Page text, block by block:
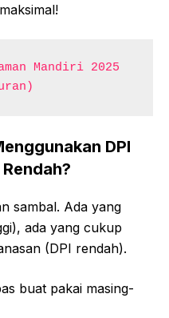
Mandiri 2025
DPI
sambal. Ada yang
ada yang cukup
(DPI rendah).
buat pakai masing-